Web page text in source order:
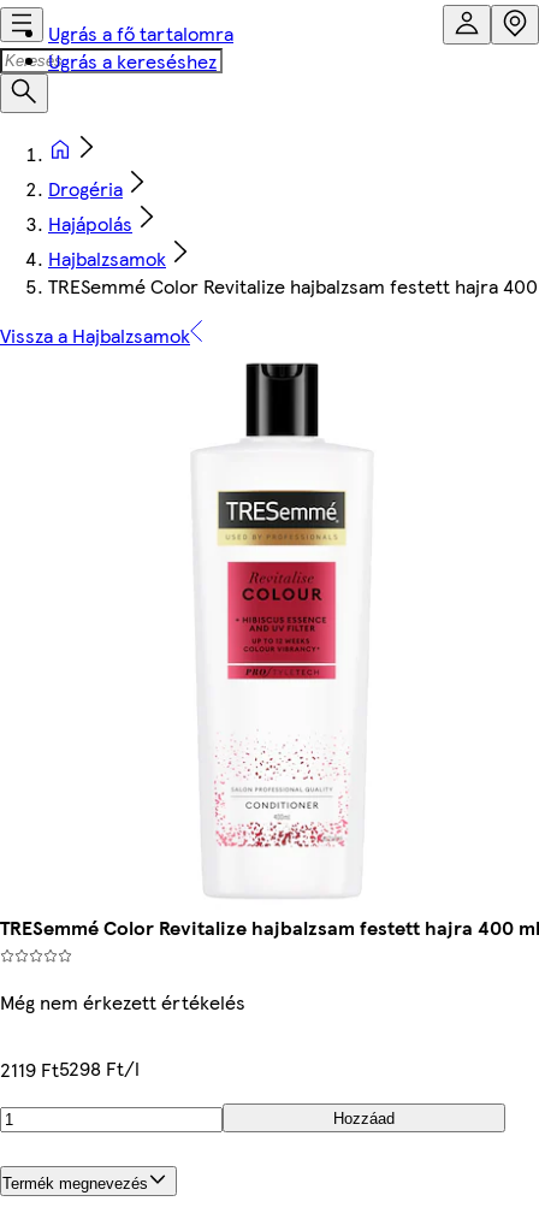
Ugrás a fő tartalomra
Ugrás a kereséshez
Drogéria
Hajápolás
Hajbalzsamok
TRESemmé Color Revitalize hajbalzsam festett hajra
Vissza a Hajbalzsamok
TRESemmé Color Revitalize hajbalzsam festett hajra 400 ml
Még nem érkezett értékelés
2119 Ft5298 Ft/l
Hozzáad
Termék megnevezés